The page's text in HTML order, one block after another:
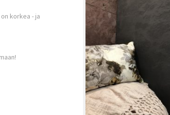
korkea - ja